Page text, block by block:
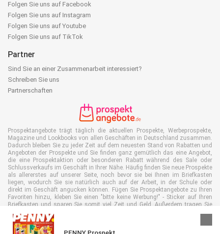
Folgen Sie uns auf Facebook
Folgen Sie uns auf Instagram
Folgen Sie uns auf Youtube
Folgen Sie uns auf TikTok
Partner
Sind Sie an einer Zusammenarbeit interessiert?
Schreiben Sie uns
Partnerschaften
Prospektangebote trägt täglich die aktuellen Prospekte, Werbeprospekte,
Magazine und Lookbooks von allen Geschäften in Deutschland zusammen.
Dadurch bleiben Sie zu jeder Zeit auf dem neuesten Stand von Rabatten und
Angeboten der Prospekte und Sie finden ganz gemütlich das eine Angebot,
die eine Prospektaktion oder besonderen Rabatt während des Sale oder
Schlussverkaufs im Geschäft in Ihrer Nähe. Häufig finden Sie neue Prospekte
als allererstes auf unserer Seite, noch bevor sie bei Ihnen im Briefkasten
liegen, wodurch Sie sie natürlich auch auf der Arbeit, in der Schule oder
direkt im Geschäft angucken können. Fügen Sie Prospektangebote zu Ihren
Favoriten hinzu, kleben Sie einen "bitte keine Werbung!" - Sticker auf Ihren
Briefkasten und sparen Sie somit viel Zeit und Geld. Außerdem tragen Sie
ist.